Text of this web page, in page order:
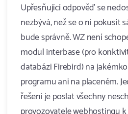
Upřesňující odpověď se
nezbývá, než se o ní pokusit
bude správně. WZ není
modul interbase (pro
databázi Firebird) na
programu ani na placeném.
řešení je poslat všechny